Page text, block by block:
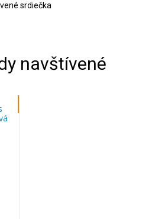
srdiečka
navštívené